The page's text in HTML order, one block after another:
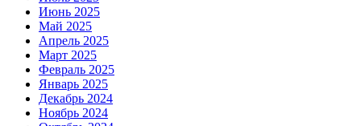
Июнь 2025
Май 2025
Апрель 2025
Март 2025
Февраль 2025
Январь 2025
Декабрь 2024
Ноябрь 2024